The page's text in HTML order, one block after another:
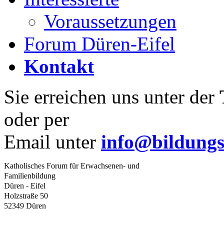
Voraussetzungen
Forum Düren-Eifel
Kontakt
Sie erreichen uns unter der
oder per
Email unter
Katholisches Forum für Erwachsenen- und
Familienbildung
Düren - Eifel
Holzstraße 50
52349 Düren